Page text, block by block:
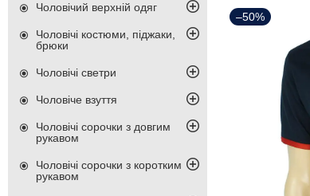
–50%
Чоловічий верхній одяг
Чоловічі костюми, піджаки,
брюки
Чоловічі светри
Чоловіче взуття
Чоловічі сорочки з довгим
рукавом
Чоловічі сорочки з коротким
рукавом